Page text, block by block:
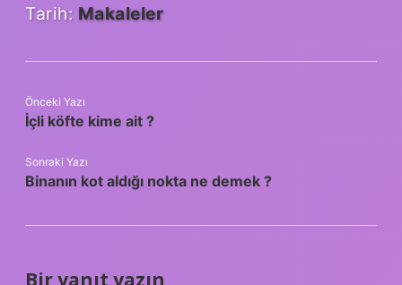
Tarih: Makaleler
Önceki Yazı
İçli köfte kime ait ?
Sonraki Yazı
Binanın kot aldığı nokta ne demek ?
Bir yanıt yazın